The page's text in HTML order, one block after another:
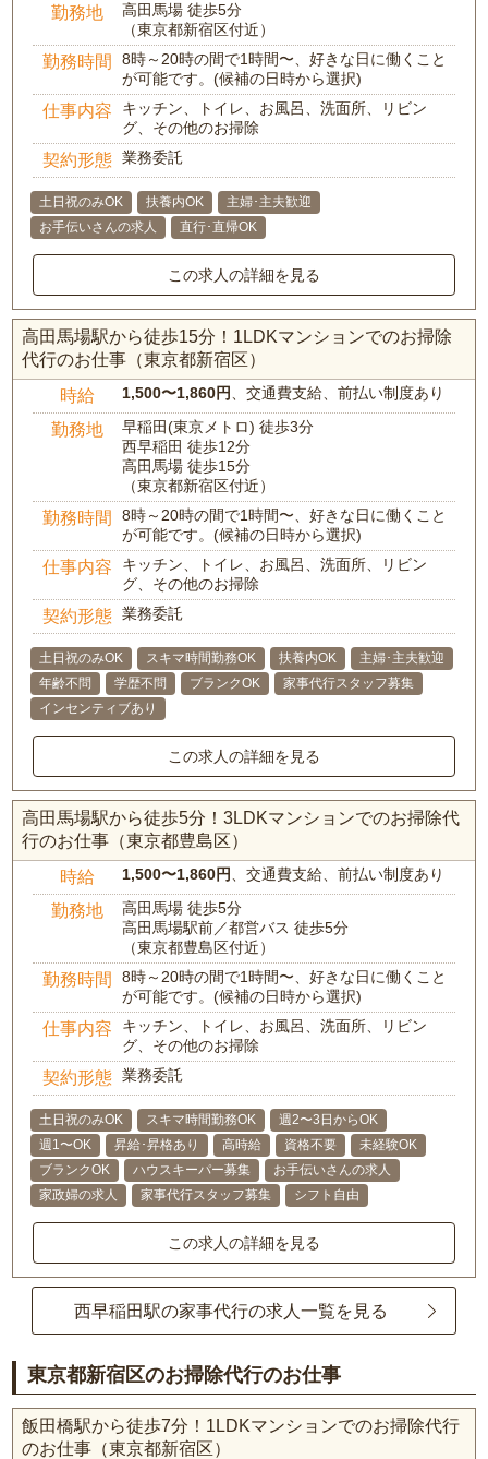
勤務地
高田馬場 徒歩5分
（東京都新宿区付近）
勤務時間
8時～20時の間で1時間〜、好きな日に働くこと
が可能です。(候補の日時から選択)
仕事内容
キッチン、トイレ、お風呂、洗面所、リビン
グ、その他のお掃除
契約形態 業務委託
土日祝のみOK 扶養内OK
主婦･主夫歓迎
お手伝いさんの求人
直行･直帰OK
この求人の詳細を見る
高田馬場駅から徒歩15分！1LDKマンションでのお掃除
代行のお仕事（東京都新宿区）
時給 1,500〜1,860円、交通費支給、前払い制度あり
勤務地
早稲田(東京メトロ) 徒歩3分
西早稲田 徒歩12分
高田馬場 徒歩15分
（東京都新宿区付近）
勤務時間
8時～20時の間で1時間〜、好きな日に働くこと
が可能です。(候補の日時から選択)
仕事内容
キッチン、トイレ、お風呂、洗面所、リビン
グ、その他のお掃除
契約形態 業務委託
土日祝のみOK スキマ時間勤務OK 扶養内OK
主婦･主夫歓迎
年齢不問
学歴不問 ブランクOK
家事代行スタッフ募集
インセンティブあり
この求人の詳細を見る
高田馬場駅から徒歩5分！3LDKマンションでのお掃除代
行のお仕事（東京都豊島区）
時給 1,500〜1,860円、交通費支給、前払い制度あり
勤務地
高田馬場 徒歩5分
高田馬場駅前／都営バス 徒歩5分
（東京都豊島区付近）
勤務時間
8時～20時の間で1時間〜、好きな日に働くこと
が可能です。(候補の日時から選択)
仕事内容
キッチン、トイレ、お風呂、洗面所、リビン
グ、その他のお掃除
契約形態 業務委託
土日祝のみOK スキマ時間勤務OK
週2〜3日からOK
週1〜OK
昇給･昇格あり 高時給 資格不要
未経験OK
ブランクOK
ハウスキーパー募集
お手伝いさんの求人
家政婦の求人
家事代行スタッフ募集 シフト自由
この求人の詳細を見る
西早稲田駅の家事代行の求人一覧を見る
東京都新宿区のお掃除代行のお仕事
飯田橋駅から徒歩7分！1LDKマンションでのお掃除代行
のお仕事（東京都新宿区）